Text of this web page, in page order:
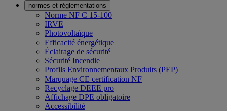
normes et réglementations
Norme NF C 15-100
IRVE
Photovoltaïque
Efficacité énergétique
Éclairage de sécurité
Sécurité Incendie
Profils Environnementaux Produits (PEP)
Marquage CE certification NF
Recyclage DEEE pro
Affichage DPE obligatoire
Accessibilité